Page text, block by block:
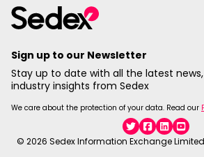
Sign up to our Newsletter
Stay up to date with all the latest
industry insights from Sedex
We care about the protection of your data. Read our
TwitterFacebook
Linkedin
© 2026 Sedex Information Exchange